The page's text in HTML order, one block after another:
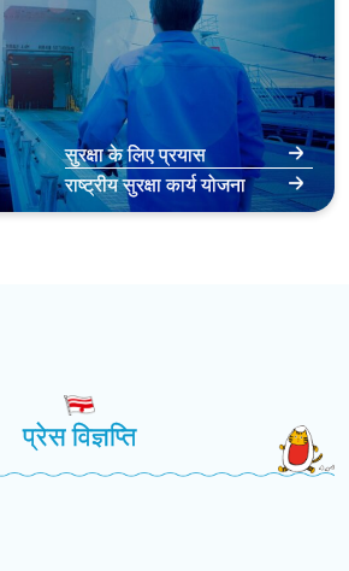
सुरक्षा के लिए प्रयास
राष्ट्रीय सुरक्षा कार्य योजना
प्रेस विज्ञप्ति